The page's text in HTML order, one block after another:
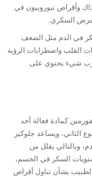
وأقراص نيوروبيون في
مرض السكري.
في الدم مثل الضعف
القلب واضطرابات الرؤية
شرب شيء يحتوي على
كمادة فعالة أحد
الثاني، ويساعد جلوكير
وبالتالي يقلل من
السكر في الجسم،
بشأن تناول أقراص